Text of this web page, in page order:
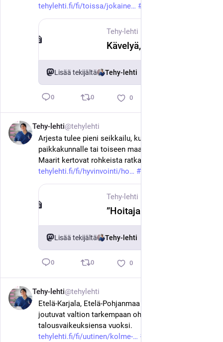
tehylehti.fi/fi/toissa/jokaine
#
Tehy-lehti
Lisää tekijältä Tehy-lehti
0 0 0
Tehy-lehti@tehylehti
Arjesta tulee pieni seikkailu, kun muuttaa toiselle
paikkakunnalle tai toiseen maahan. Heidi, Rita ja
Maarit kertovat rohkeista ratkaisuistaan.
tehylehti.fi/fi/hyvinvointi/ho
#
Tehy-lehti
Lisää tekijältä Tehy-lehti
0 0 0
Tehy-lehti@tehylehti
Etelä-Karjala, Etelä-Pohjanmaa ja Kymenlaakso
joutuvat valtion tarkempaan ohjaukseen
talousvaikeuksiensa vuoksi.
tehylehti.fi/fi/uutinen/kolme-
#